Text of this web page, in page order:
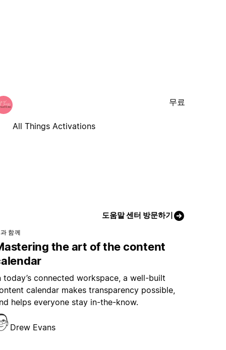
All Things Activations
무료
도움말 센터 방문하기
함께
the art of the content
today’s connected workspace, a well-built
calendar makes transparency possible,
helps everyone stay in-the-know.
Drew Evans